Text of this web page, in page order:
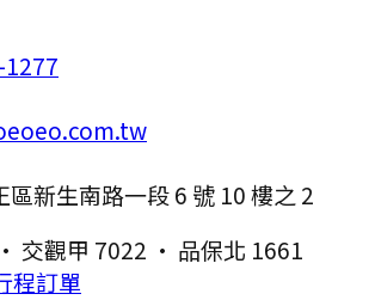
區新生南路一段 6 號 10 樓之 2
· 交觀甲 7022 · 品保北 1661
程訂單